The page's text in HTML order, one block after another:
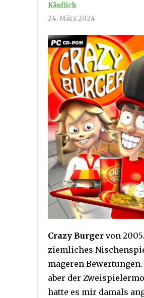
Käuflich
24. März 2024
Crazy Burger von
ziemliches
mageren Bewertungen.
aber der
hatte es mir damals